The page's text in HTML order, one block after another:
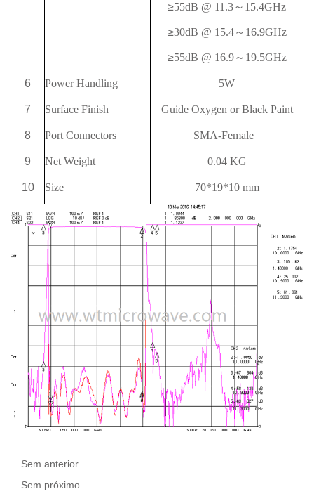
≥55dB @ 11.3～ 15.4GHz
≥30dB @ 15.4～ 16.9GHz
≥55dB @ 16.9～ 19.5GHz
6 Power Handling 5W
7 Surface Finish Guide Oxygen or Black Paint
8 Port Connectors SMA-Female
9 Net Weight 0.04 KG
10 Size 70*19*10 mm
Sem anterior
Sem próximo